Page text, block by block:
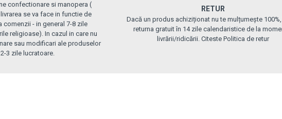
confectionare si manopera (
se va face in functie de
- in general 7-8 zile
religioase). In cazul in care nu
sau modificari ale produselor
3 zile lucratoare.
RETUR
Dacă un produs achiziționat nu te mulțumește
returna gratuit în 14 zile calendaristice de la
livrării/ridicării. Citeste Politica de retur